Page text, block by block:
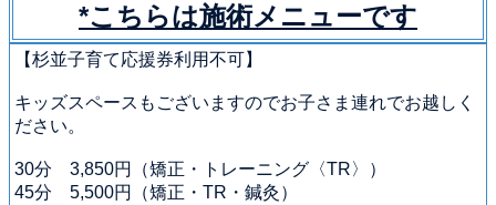
*こちらは施術メニューです
【杉並子育て応援券利用不可】
キッズスペースもございますのでお子さま連れでお越しく
ださい。
30分 3,850円（矯正・トレーニング〈TR〉）
45分 5,500円（矯正・TR・鍼灸）